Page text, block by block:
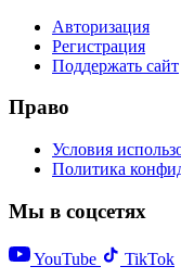
Авторизация
Регистрация
Поддержать сайт
Право
Условия
Политика
Мы в соцсетях
YouTube
TikTok